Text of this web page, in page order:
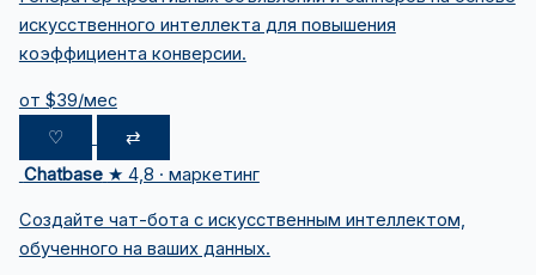
искусственного интеллекта для повышения
коэффициента конверсии.
от $39/мес
♡
⇄
Chatbase ★ 4,8 · маркетинг
Создайте чат-бота с искусственным интеллектом,
обученного на ваших данных.